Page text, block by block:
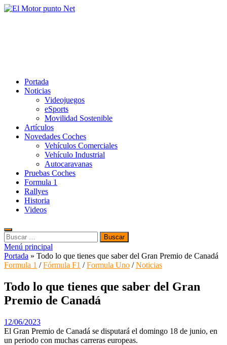
Saltar
Portada
Noticias
Videojuegos
eSports
Movilidad Sostenible
Artículos
Novedades Coches
Vehículos Comerciales
Vehículo Industrial
Autocaravanas
Pruebas Coches
Formula 1
Rallyes
Historia
Videos
Buscar:
Menú principal
Portada » Todo lo que tienes que saber del Gran Premio de Canadá
Formula 1 /Fórmula F1 /Formula Uno /Noticias
Todo lo que tienes que saber del Gran
Premio de Canadá
12/06/2023
El Gran Premio de Canadá se disputará el domingo 18 de junio, en
un periodo con muchas carreras europeas.